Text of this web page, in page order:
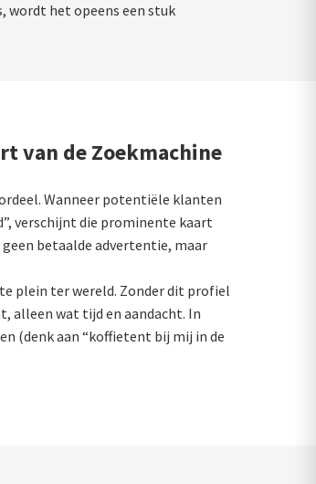
wordt het opeens een stuk
van de Zoekmachine
Wanneer potentiële klanten
verschijnt die prominente kaart
geen betaalde advertentie, maar
plein ter wereld. Zonder dit profiel
alleen wat tijd en aandacht. In
(denk aan “koffietent bij mij in de